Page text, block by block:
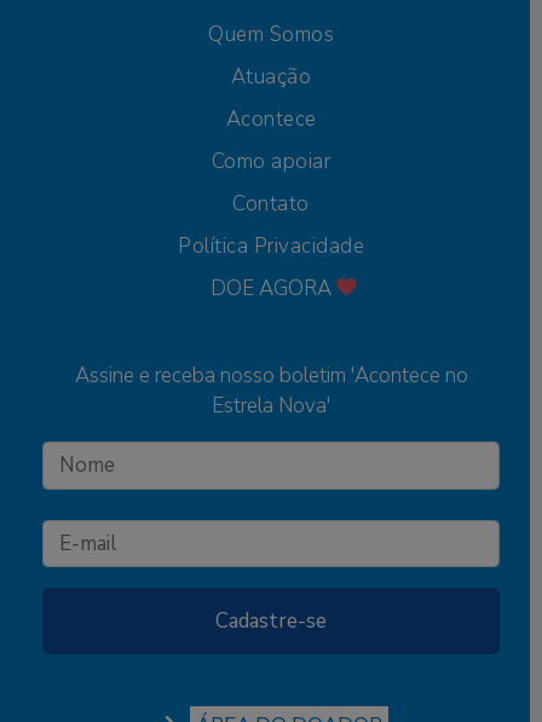
Quem Somos
Atuação
Acontece
Como apoiar
Contato
Política Privacidade
DOE AGORA
Assine e receba nosso boletim 'Acontece no
Estrela Nova'